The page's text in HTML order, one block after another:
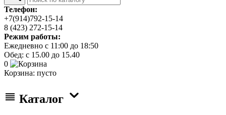
Телефон:
+7(914)792-15-14
8 (423) 272-15-14
Режим работы:
Ежедневно с 11:00 до 18:50
Обед: с 15.00 до 15.40
0
Корзина: пусто
Каталог